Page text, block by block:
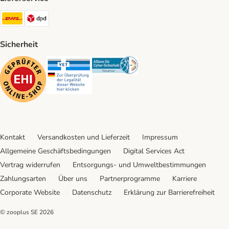
DHL Shipping Method
Sicherheit
Security Security Security
Kontakt Versandkosten und Lieferzeit
Impressum
Allgemeine Geschäftsbedingungen
Digital Services Act
Vertrag widerrufen
Entsorgungs- und Umweltbestimmungen
Zahlungsarten
Über uns Partnerprogramme
Karriere
Corporate Website
Datenschutz Erklärung zur Barrierefreiheit
© zooplus SE 2026